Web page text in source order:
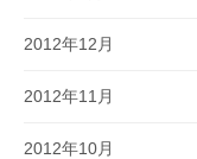
2012年12月
2012年11月
2012年10月